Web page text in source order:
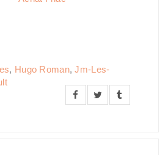
, Hugo Roman,Jm-Les-